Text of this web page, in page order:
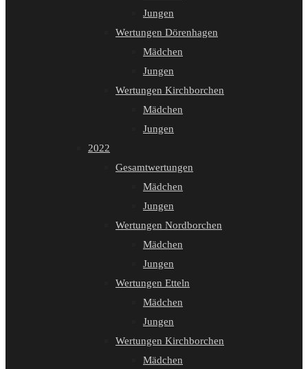
Jungen
Wertungen Dörenhagen
Mädchen
Jungen
Wertungen Kirchborchen
Mädchen
Jungen
2022
Gesamtwertungen
Mädchen
Jungen
Wertungen Nordborchen
Mädchen
Jungen
Wertungen Etteln
Mädchen
Jungen
Wertungen Kirchborchen
Mädchen